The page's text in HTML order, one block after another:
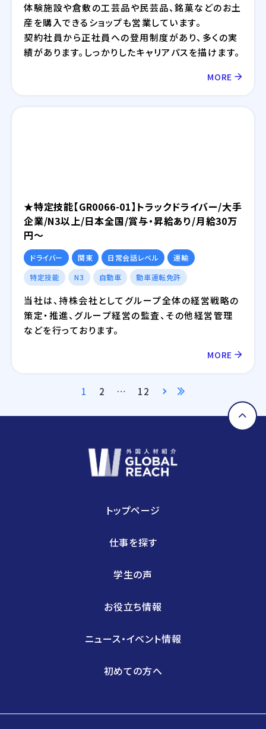
体験施設や倉敷の工芸品や民芸品、銘菓などのお土
産を購入できるショップも営業しています。
契約社員から正社員への登用制度があり、多くの実
績があります。しっかりしたキャリアパスを描けます。
MORE
★特定技能【GR0066-01】トラックドライバー/大手
企業/N3以上/日本全国/賞与・昇給あり/月給30万
円～
ドライバー 関東 日常会話レベル
運輸
特定技能
N3 自動車 動車運転免許
当社は、持株会社としてグループ全体の経営戦略の
策定・推進、グループ経営の監査、その他経営管理
などを行っております。
MORE
1 2 … 12
トップページ
仕事を探す
学生の声
お役立ち情報
ニュース・イベント情報
初めての方へ